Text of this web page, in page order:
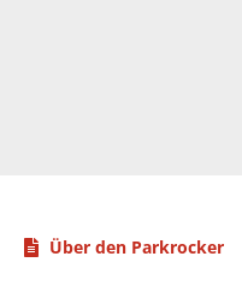
Über den Parkrocker